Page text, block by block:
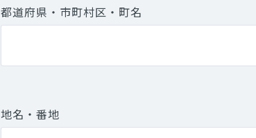
都道府県・市町村区・町名
地名・番地